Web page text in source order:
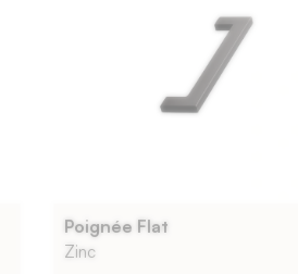
Poignée Flat
Zinc